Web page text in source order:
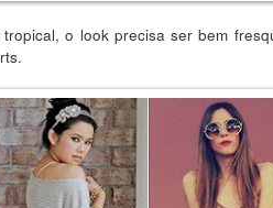
o look precisa ser bem